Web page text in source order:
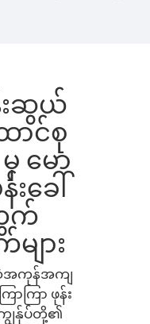
းဆွယ်
ာင်စု
မော
ခေါ်
က်
ျား
အကုန်အကျ
ာကြာ ဖုန်း
ကျွန်ုပ်တို့၏